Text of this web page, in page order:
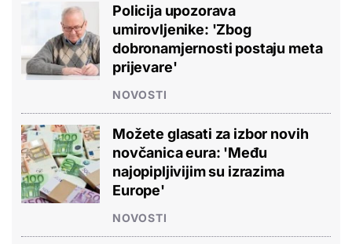
Policija upozorava
umirovljenike: 'Zbog
dobronamjernosti postaju meta
prijevare'
NOVOSTI
Možete glasati za izbor novih
novčanica eura: 'Među
najopipljivijim su izrazima
Europe'
NOVOSTI